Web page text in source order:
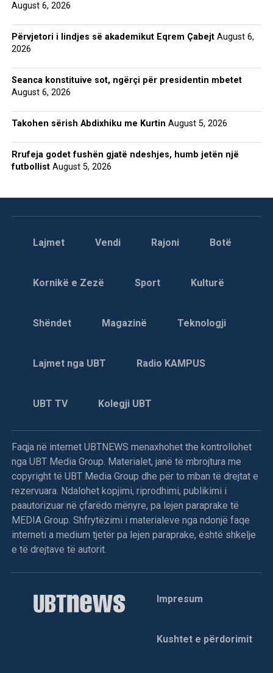
August 6, 2026
Përvjetori i lindjes së akademikut Eqrem Çabejt August 6,
2026
Seanca konstituive sot, ngërçi për presidentin mbetet
August 6, 2026
Takohen sërish Abdixhiku me Kurtin August 5, 2026
Rrufeja godet fushën gjatë ndeshjes, humb jetën një
futbollist August 5, 2026
Lajmet Vendi Rajoni Botë
Kornikë e Zezë Sport Kulturë
Shëndet Magazinë Teknologji
Lajmet nga UBT Radio KAMPUS
UBT TV Kolegji UBT
Faqja në internet UBTNEWS menaxhohet the kontrollohet
nga UBT Media Group. Materialet, janë të mbrojtura me
copyright të UBT Media Group dhe për to mban të drejtat e
rezervuara. Ndalohet kopjimi, riprodhimi, publikimi i
paautorizuar në çfarëdo mënyre, pa lejen paraprake të
MEDIA Group. Shfrytëzimi i materialeve nga ndonjë faqe
interneti a medium tjetër pa lejen paraprake, është shkelje
e të drejtave të autorit.
Impresum
Kushtet e përdorimit